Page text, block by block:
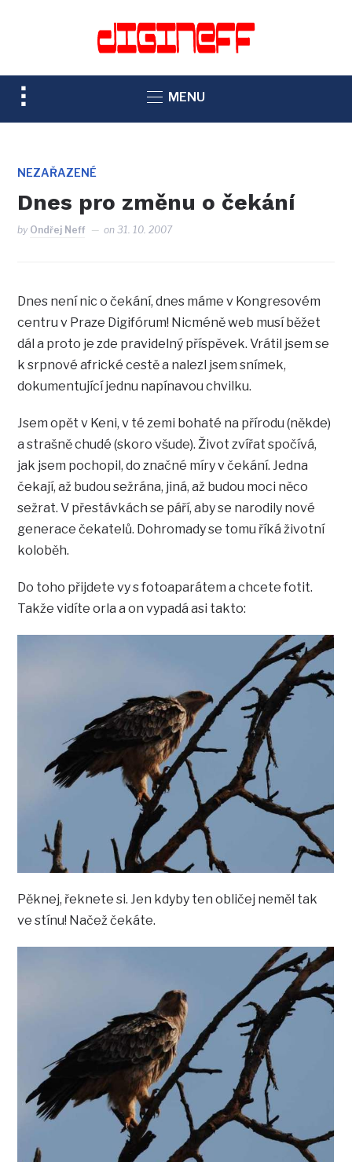
TOGGLE
SIDEBAR
NAVIGATION
MENU
NEZAŘAZENÉ
Dnes pro změnu o čekání
by Ondřej Neff on31. 10. 2007
Dnes není nic o čekání, dnes máme v Kongresovém
centru v Praze Digifórum! Nicméně web musí běžet
dál a proto je zde pravidelný příspěvek. Vrátil jsem se
k srpnové africké cestě a nalezl jsem snímek,
dokumentující jednu napínavou chvilku.
Jsem opět v Keni, v té zemi bohaté na přírodu (někde)
a strašně chudé (skoro všude). Život zvířat spočívá,
jak jsem pochopil, do značné míry v čekání. Jedna
čekají, až budou sežrána, jiná, až budou moci něco
sežrat. V přestávkách se páří, aby se narodily nové
generace čekatelů. Dohromady se tomu říká životní
koloběh.
Do toho přijdete vy s fotoaparátem a chcete fotit.
Takže vidíte orla a on vypadá asi takto:
Pěknej, řeknete si. Jen kdyby ten obličej neměl tak
ve stínu! Načež čekáte.